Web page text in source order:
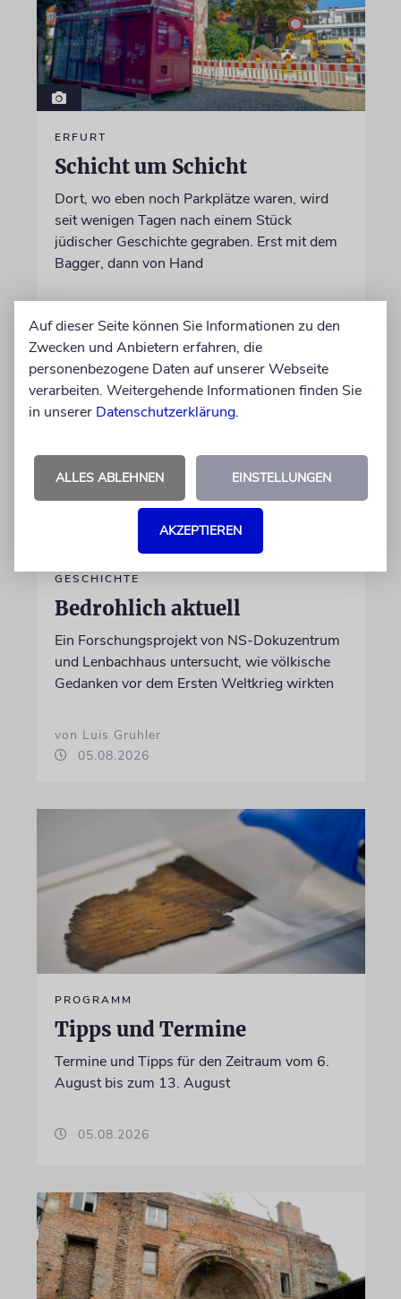
ERFURT
Schicht um Schicht
Dort, wo eben noch Parkplätze waren, wird
seit wenigen Tagen nach einem Stück
jüdischer Geschichte gegraben. Erst mit dem
Bagger, dann von Hand
05.08.2026
GESCHICHTE
Bedrohlich aktuell
Ein Forschungsprojekt von NS-Dokuzentrum
und Lenbachhaus untersucht, wie völkische
Gedanken vor dem Ersten Weltkrieg wirkten
von Luis Gruhler
05.08.2026
PROGRAMM
Tipps und Termine
Termine und Tipps für den Zeitraum vom 6.
August bis zum 13. August
05.08.2026
Auf dieser Seite können Sie Informationen zu den
Zwecken und Anbietern erfahren, die
personenbezogene Daten auf unserer Webseite
verarbeiten. Weitergehende Informationen finden Sie
in unserer Datenschutzerklärung.
ALLES ABLEHNEN EINSTELLUNGEN
AKZEPTIEREN